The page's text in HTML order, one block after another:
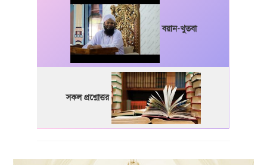
বয়ান-খুতবা
সকল প্রশ্নোত্তর